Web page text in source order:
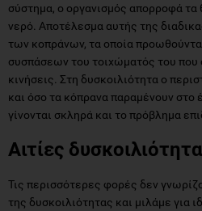
σύστημα, ο οργανισμός απορροφά τα
νερό. Αποτέλεσμα αυτής της
των κοπράνων, τα οποία
συσπάσεων του τοιχώματός του που
κινήσεις. Στη δυσκοιλιότητα ο
και όσο τα κόπρανα παραμένουν στο
γίνονται σκληρά και το πρόβλημα
Αιτίες
Τις περισσότερες φορές δεν
της δυσκοιλιότητας και μιλάμε για